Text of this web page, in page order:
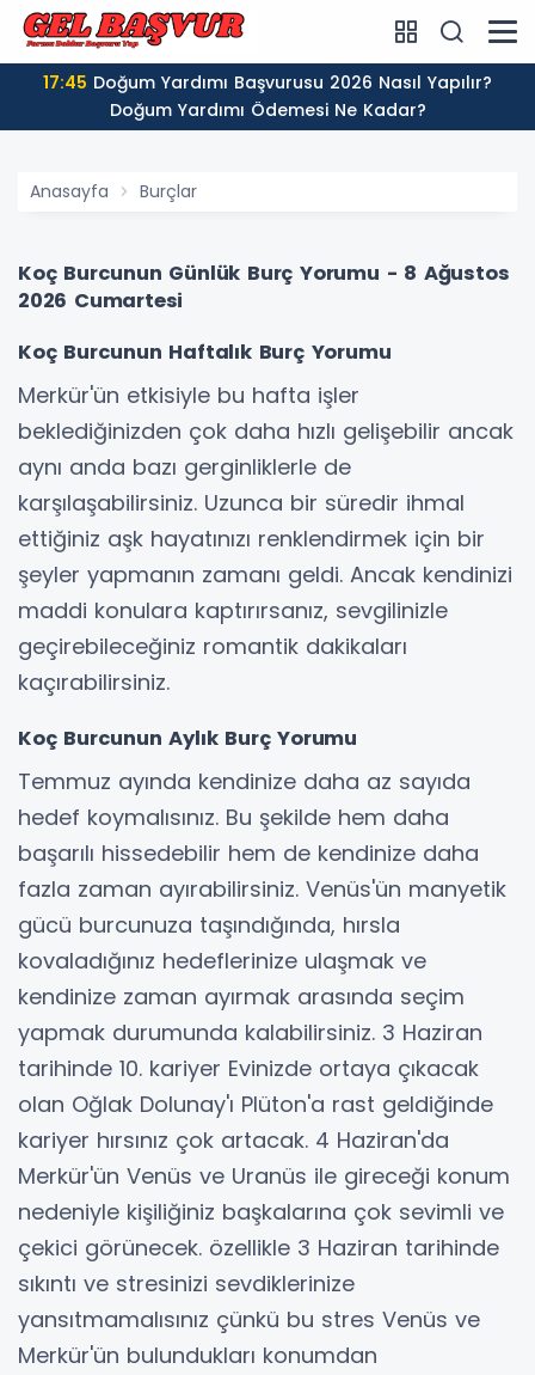
17:45
Doğum Yardımı Ödemesi Ne Kadar?
Anasayfa Burçlar
Koç Burcunun Günlük Burç Yorumu - 8 Ağustos
2026 Cumartesi
Koç Burcunun Haftalık Burç Yorumu
Merkür'ün etkisiyle bu hafta işler
beklediğinizden çok daha hızlı gelişebilir ancak
aynı anda bazı gerginliklerle de
karşılaşabilirsiniz. Uzunca bir süredir ihmal
ettiğiniz aşk hayatınızı renklendirmek için bir
şeyler yapmanın zamanı geldi. Ancak kendinizi
maddi konulara kaptırırsanız, sevgilinizle
geçirebileceğiniz romantik dakikaları
kaçırabilirsiniz.
Koç Burcunun Aylık Burç Yorumu
Temmuz ayında kendinize daha az sayıda
hedef koymalısınız. Bu şekilde hem daha
başarılı hissedebilir hem de kendinize daha
fazla zaman ayırabilirsiniz. Venüs'ün manyetik
gücü burcunuza taşındığında, hırsla
kovaladığınız hedeflerinize ulaşmak ve
kendinize zaman ayırmak arasında seçim
yapmak durumunda kalabilirsiniz. 3 Haziran
tarihinde 10. kariyer Evinizde ortaya çıkacak
olan Oğlak Dolunay'ı Plüton'a rast geldiğinde
kariyer hırsınız çok artacak. 4 Haziran'da
Merkür'ün Venüs ve Uranüs ile gireceği konum
nedeniyle kişiliğiniz başkalarına çok sevimli ve
çekici görünecek. özellikle 3 Haziran tarihinde
sıkıntı ve stresinizi sevdiklerinize
yansıtmamalısınız çünkü bu stres Venüs ve
Merkür'ün bulundukları konumdan